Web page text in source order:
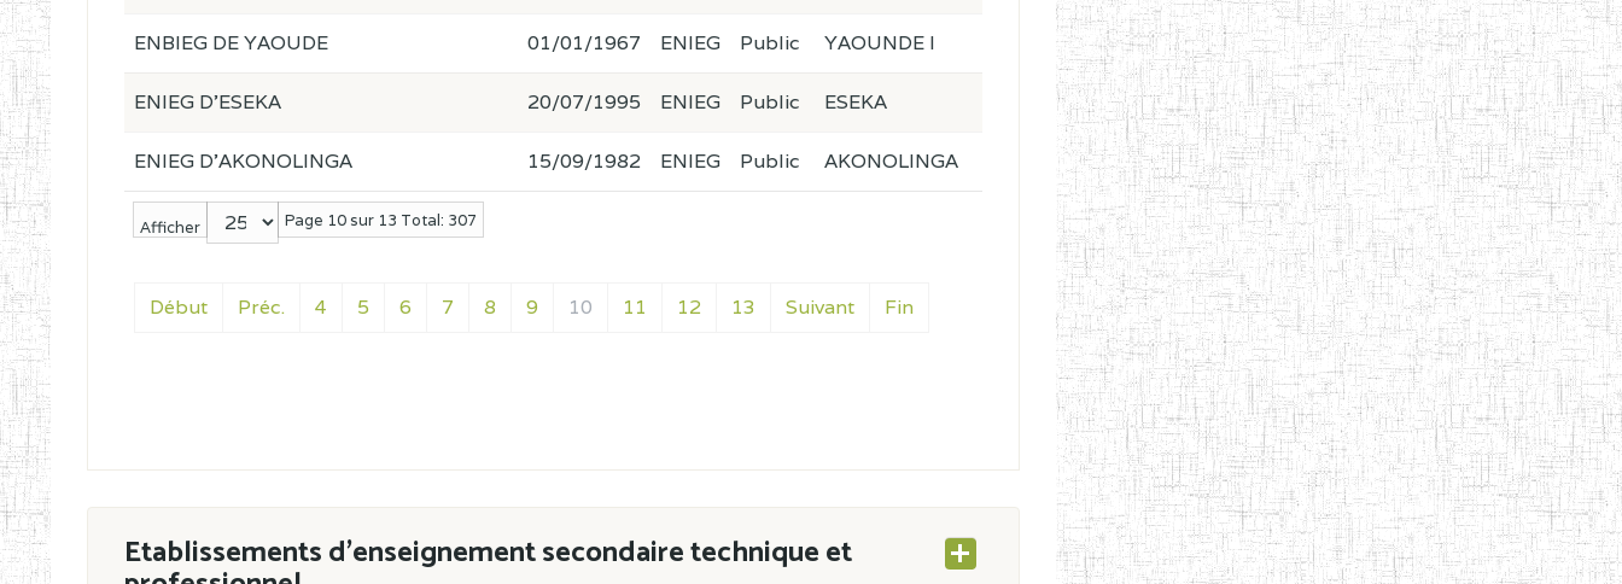
Afficher Page 10 sur 13 Total: 307
Début Préc. 4 5 6 7 8 9 10 11 12 13 Suivant Fin
ENBIEG DE YAOUDE 01/01/1967 ENIEG Public YAOUNDE I
ENIEG D'ESEKA 20/07/1995 ENIEG Public ESEKA
ENIEG D'AKONOLINGA 15/09/1982 ENIEG Public AKONOLINGA
Etablissements d'enseignement secondaire technique et